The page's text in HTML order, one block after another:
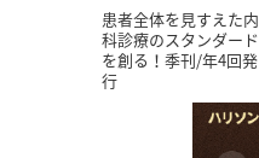
患者全体を見すえた内
科診療のスタンダード
を創る！季刊/年4回発
行